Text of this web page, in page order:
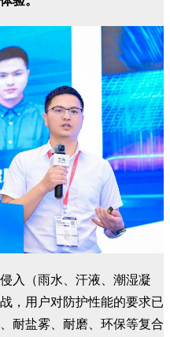
入（雨水、汗液、潮湿凝
，用户对防护性能的要求已
耐盐雾、耐磨、环保等复合